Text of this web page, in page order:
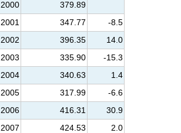
2000
379.89
2001
347.77
-8.5
2002
396.35
14.0
2003
335.90
-15.3
2004
340.63
1.4
2005
317.99
-6.6
2006
416.31
30.9
2007
424.53
2.0